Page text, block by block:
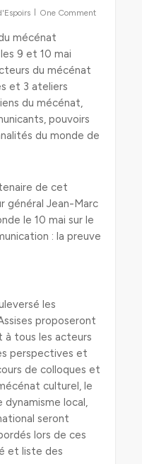
One Comment
mécénat
9 et 10 mai
du mécénat
et 3 ateliers
du mécénat,
pouvoirs
du monde de
de cet
général Jean-Marc
le 10 mai sur le
: la preuve
les
proposeront
à tous les acteurs
perspectives et
de colloques et
culturel, le
local,
seront
lors de ces
et liste des